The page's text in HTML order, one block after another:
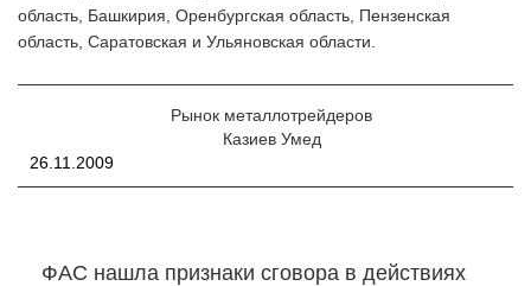
область, Башкирия, Оренбургская область, Пензенская
область, Саратовская и Ульяновская области.
Рынок металлотрейдеров
Казиев Умед
26.11.2009
ФАС нашла признаки сговора в действиях